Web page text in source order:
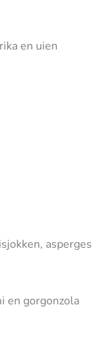
en uien
asperges
en gorgonzola